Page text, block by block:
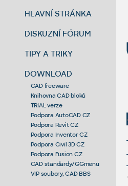
HLAVNÍ STRÁNKA
DISKUZNÍ FÓRUM
TIPY A TRIKY
DOWNLOAD
CAD freeware
Knihovna CAD bloků
TRIAL verze
Podpora AutoCAD CZ
Podpora Revit CZ
Podpora Inventor CZ
Podpora Civil 3D CZ
Podpora Fusion CZ
CAD standardy/GGmenu
VIP soubory, CAD BBS